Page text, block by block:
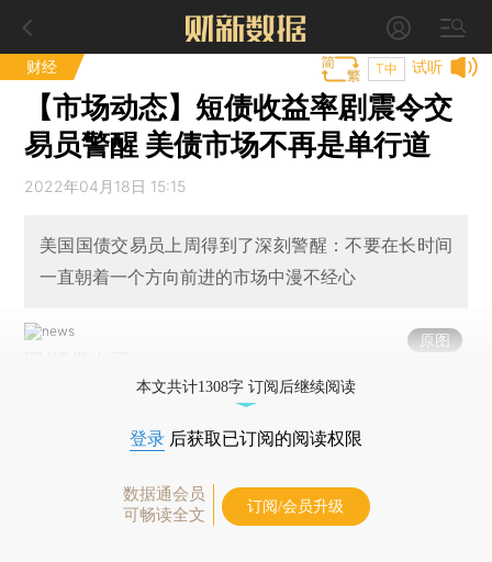
财经 试听
T中
【市场动态】短债收益率剧震令交
易员警醒 美债市场不再是单行道
2022年04月18日 15:15
美国国债交易员上周得到了深刻警醒：不要在长时间
一直朝着一个方向前进的市场中漫不经心
原图
本文共计1308字 订阅后继续阅读
登录 后获取已订阅的阅读权限
数据通会员
可畅读全文
订阅/会员升级